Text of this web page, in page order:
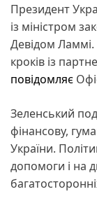
Президент
із міністром
Девідом
кроків із
повідомляє
Зеленський
фінансову,
України.
допомоги і на